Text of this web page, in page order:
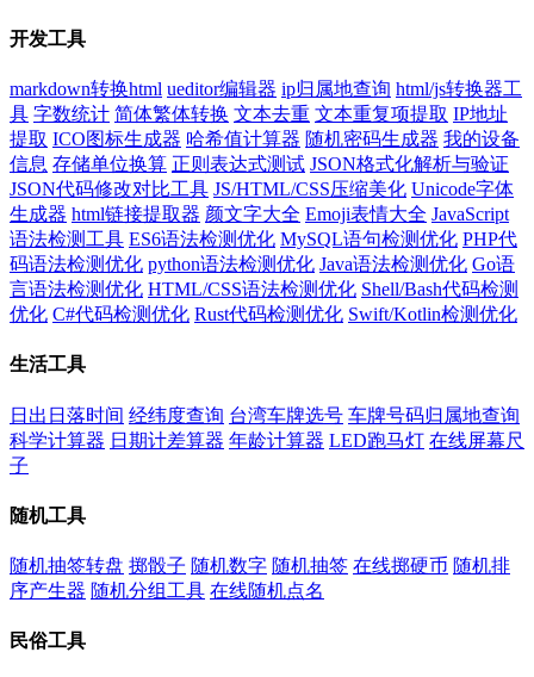
开发工具
markdown转换html ueditor编辑器 ip归属地查询 html/js转换器工
具 字数统计 简体繁体转换 文本去重 文本重复项提取 IP地址
提取 ICO图标生成器 哈希值计算器 随机密码生成器 我的设备
信息 存储单位换算 正则表达式测试 JSON格式化解析与验证
JSON代码修改对比工具 JS/HTML/CSS压缩美化 Unicode字体
生成器 html链接提取器 颜文字大全 Emoji表情大全 JavaScript
语法检测工具 ES6语法检测优化 MySQL语句检测优化 PHP代
码语法检测优化 python语法检测优化 Java语法检测优化 Go语
言语法检测优化 HTML/CSS语法检测优化 Shell/Bash代码检测
优化 C#代码检测优化 Rust代码检测优化 Swift/Kotlin检测优化
生活工具
日出日落时间 经纬度查询 台湾车牌选号 车牌号码归属地查询
科学计算器 日期计差算器 年龄计算器 LED跑马灯 在线屏幕尺
子
随机工具
随机抽签转盘 掷骰子 随机数字 随机抽签 在线掷硬币 随机排
序产生器 随机分组工具 在线随机点名
民俗工具